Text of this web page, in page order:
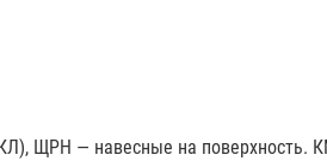
ЩРН — навесные на поверхность.